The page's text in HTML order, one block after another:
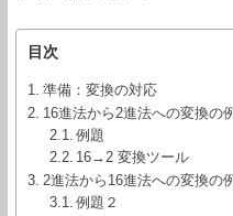
目次
準備：変換の対応
16進法から2進法への変換の
例題
16→2 変換ツール
2進法から16進法への変換の
例題２